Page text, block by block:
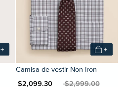
+ +
Camisa de vestir Non Iron
MXN $2,099.30MXN $2,999.00